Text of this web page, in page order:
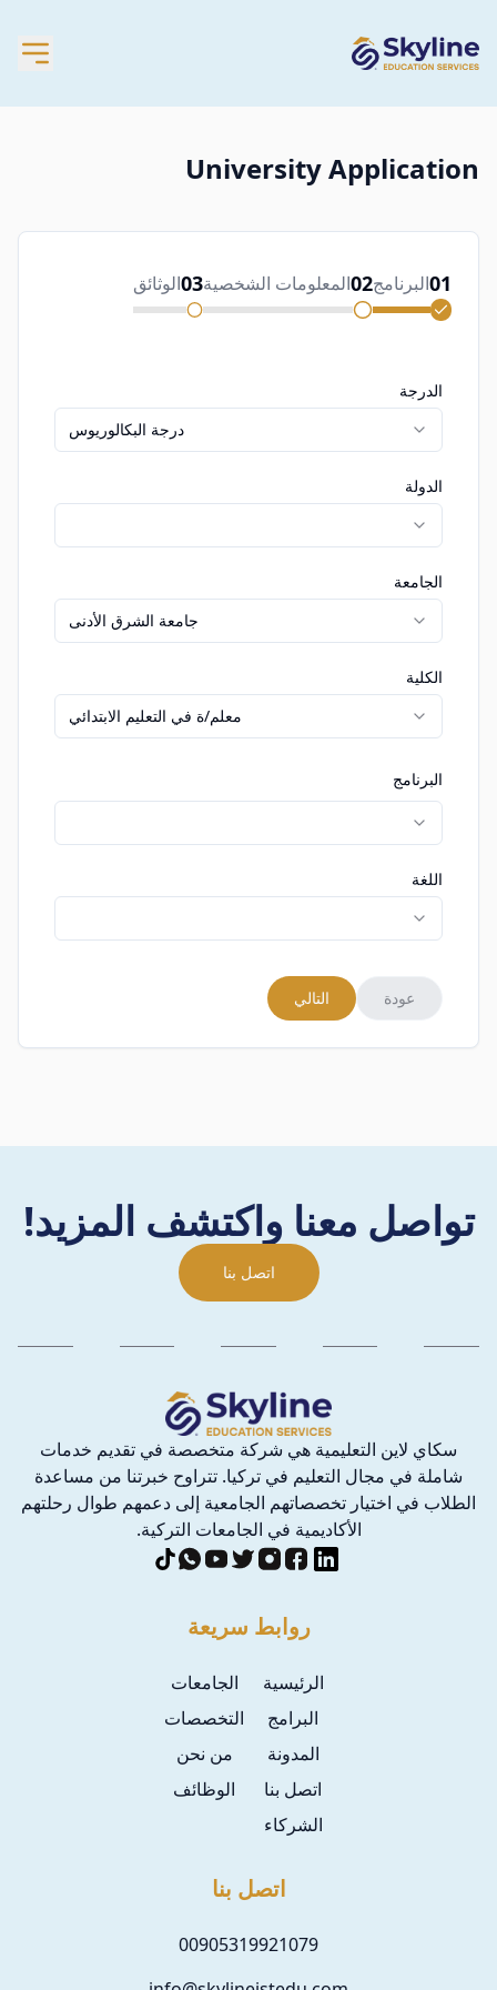
University Application
01البرنامج02المعلومات الشخصية03الوثائق
الدرجة
درجة البكالوريوس
الدولة
الجامعة
جامعة الشرق الأدنى
الكلية
معلم/ة في التعليم الابتدائي
البرنامج
اللغة
عودة التالي
تواصل معنا واكتشف المزيد!
اتصل بنا
سكاي لاين التعليمية هي شركة متخصصة في تقديم خدمات
شاملة في مجال التعليم في تركيا. تتراوح خبرتنا من مساعدة
الطلاب في اختيار تخصصاتهم الجامعية إلى دعمهم طوال رحلتهم
الأكاديمية في الجامعات التركية.
روابط سريعة
الرئيسية
الجامعات
البرامج
التخصصات
المدونة
من نحن
اتصل بنا
الوظائف
الشركاء
اتصل بنا
00905319921079